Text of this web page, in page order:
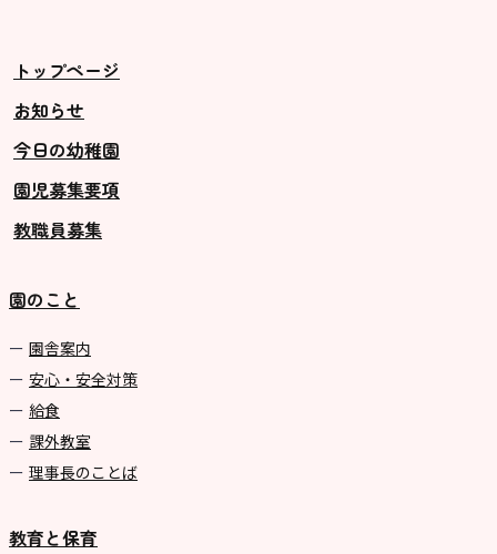
トップページ
お知らせ
今日の幼稚園
園児募集要項
教職員募集
園のこと
園舎案内
安心・安全対策
給食
課外教室
理事長のことば
教育と保育
美⽊多チコスについて
未就園児クラス
0歳親子登園［マカロンクラス ]
1歳・2歳親子登園［マリポサクラ
2歳児ひとり登園［ゆず組 ]
グループ施設・
関係先リンク
学校法⼈鴨⾕学園 鳳幼稚園
学校法⼈諏訪森学園 諏訪森幼稚
⼤阪府私⽴幼稚園連盟